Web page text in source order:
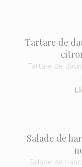
Tartare de
Tartare de
Salade de
Salade de